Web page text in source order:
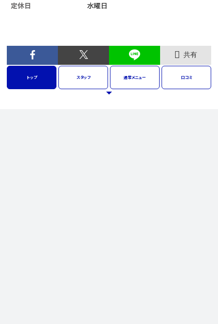
定休日 水曜日
共有
トップ スタッフ 通常メニュー 口コミ